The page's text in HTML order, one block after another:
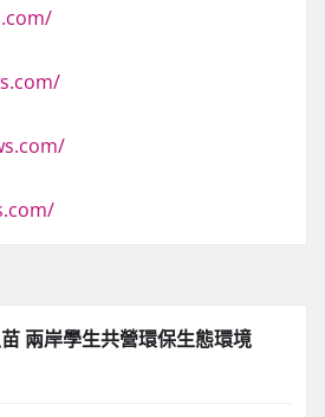
兩岸學生共營環保生態環境